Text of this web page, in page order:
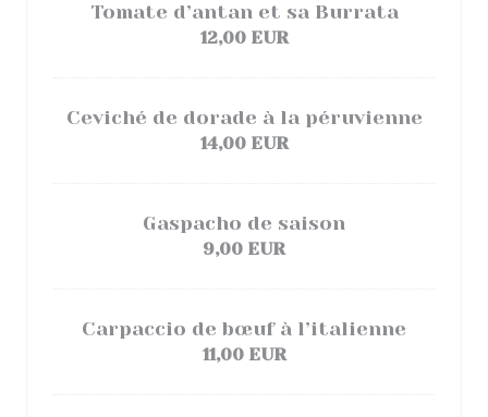
Tomate d’antan et sa Burrata
12,00 EUR
Ceviché de dorade à la péruvienne
14,00 EUR
Gaspacho de saison
9,00 EUR
Carpaccio de bœuf à l’italienne
11,00 EUR